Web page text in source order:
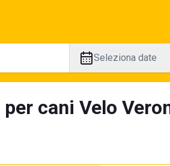
Seleziona date
per cani Velo